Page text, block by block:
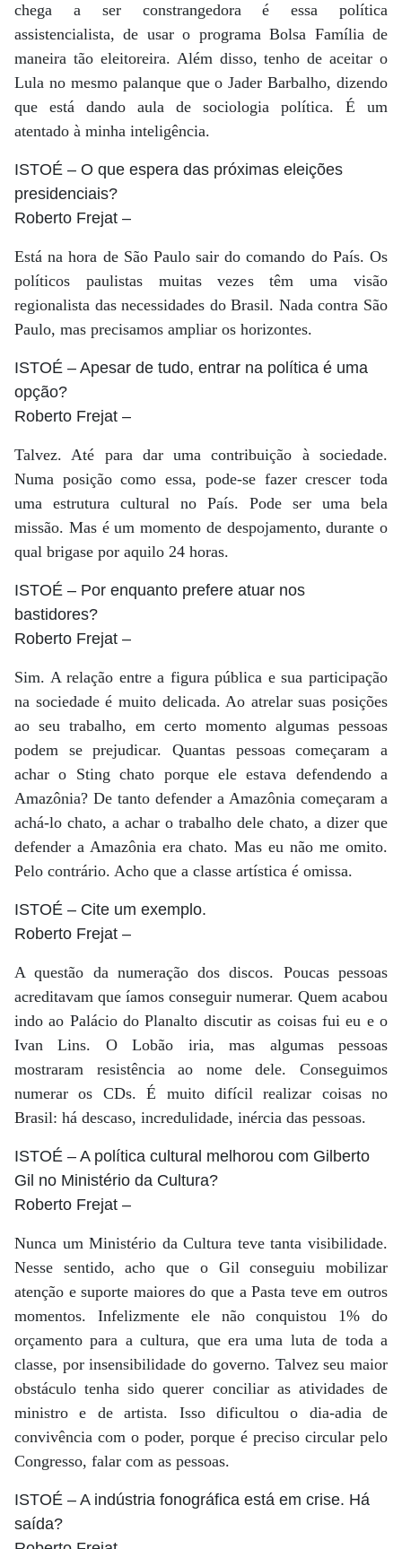
chega a ser constrangedora é essa política
assistencialista, de usar o programa Bolsa Família de
maneira tão eleitoreira. Além disso, tenho de aceitar o
Lula no mesmo palanque que o Jader Barbalho, dizendo
que está dando aula de sociologia política. É um
atentado à minha inteligência.
ISTOÉ – O que espera das próximas eleições
presidenciais?
Roberto Frejat –
Está na hora de São Paulo sair do comando do País. Os
políticos paulistas muitas vezes têm uma visão
regionalista das necessidades do Brasil. Nada contra São
Paulo, mas precisamos ampliar os horizontes.
ISTOÉ – Apesar de tudo, entrar na política é uma
opção?
Roberto Frejat –
Talvez. Até para dar uma contribuição à sociedade.
Numa posição como essa, pode-se fazer crescer toda
uma estrutura cultural no País. Pode ser uma bela
missão. Mas é um momento de despojamento, durante o
qual brigase por aquilo 24 horas.
ISTOÉ – Por enquanto prefere atuar nos
bastidores?
Roberto Frejat –
Sim. A relação entre a figura pública e sua participação
na sociedade é muito delicada. Ao atrelar suas posições
ao seu trabalho, em certo momento algumas pessoas
podem se prejudicar. Quantas pessoas começaram a
achar o Sting chato porque ele estava defendendo a
Amazônia? De tanto defender a Amazônia começaram a
achá-lo chato, a achar o trabalho dele chato, a dizer que
defender a Amazônia era chato. Mas eu não me omito.
Pelo contrário. Acho que a classe artística é omissa.
ISTOÉ – Cite um exemplo.
Roberto Frejat –
A questão da numeração dos discos. Poucas pessoas
acreditavam que íamos conseguir numerar. Quem acabou
indo ao Palácio do Planalto discutir as coisas fui eu e o
Ivan Lins. O Lobão iria, mas algumas pessoas
mostraram resistência ao nome dele. Conseguimos
numerar os CDs. É muito difícil realizar coisas no
Brasil: há descaso, incredulidade, inércia das pessoas.
ISTOÉ – A política cultural melhorou com Gilberto
Gil no Ministério da Cultura?
Roberto Frejat –
Nunca um Ministério da Cultura teve tanta visibilidade.
Nesse sentido, acho que o Gil conseguiu mobilizar
atenção e suporte maiores do que a Pasta teve em outros
momentos. Infelizmente ele não conquistou 1% do
orçamento para a cultura, que era uma luta de toda a
classe, por insensibilidade do governo. Talvez seu maior
obstáculo tenha sido querer conciliar as atividades de
ministro e de artista. Isso dificultou o dia-adia de
convivência com o poder, porque é preciso circular pelo
Congresso, falar com as pessoas.
ISTOÉ – A indústria fonográfica está em crise. Há
saída?